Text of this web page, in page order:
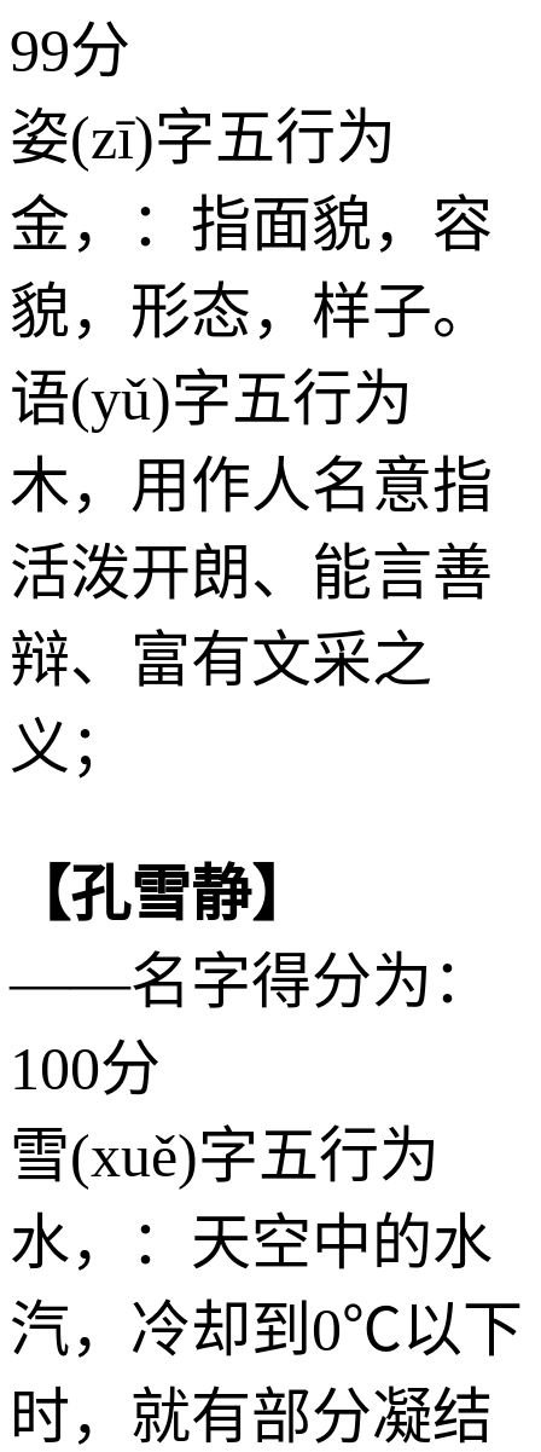
99分
姿(zī)字五行为
金，：指面貌，容
貌，形态，样子。
语(yǔ)字五行为
木，用作人名意指
活泼开朗、能言善
辩、富有文采之
义；
【孔雪静】
——名字得分为：
100分
雪(xuě)字五行为
水，：天空中的水
汽，冷却到0℃以下
时，就有部分凝结